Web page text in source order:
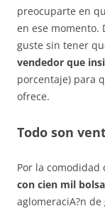
preocuparte en
en ese momento.
guste sin tener
vendedor que
porcentaje) para
ofrece.
Todo son
Por la comodidad
con cien mil
aglomeraciA?n